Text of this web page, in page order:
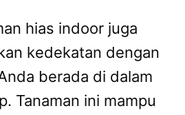
hias indoor juga
kedekatan dengan
berada di dalam
Tanaman ini mampu